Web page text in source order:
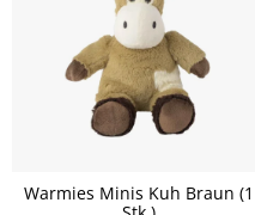
Warmies Minis Kuh Braun (1